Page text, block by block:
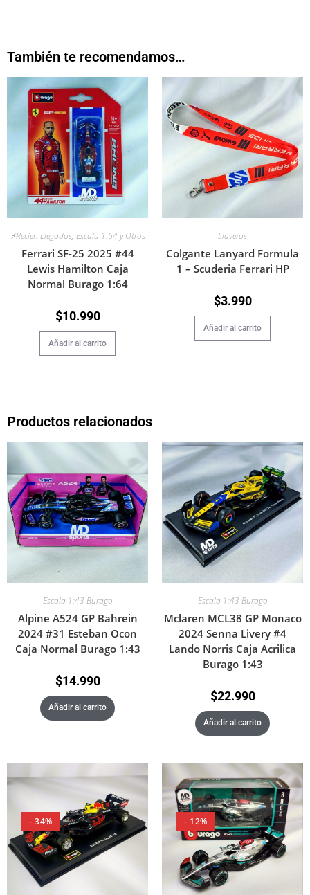
También te recomendamos…
⚡Recien Llegados, Escala 1:64 y Otros
Ferrari SF-25 2025 #44
Lewis Hamilton Caja
Normal Burago 1:64
$10.990
Añadir al carrito
Llaveros
Colgante Lanyard Formula
1 – Scuderia Ferrari HP
$3.990
Añadir al carrito
Productos relacionados
Escala 1:43 Burago
Alpine A524 GP Bahrein
2024 #31 Esteban Ocon
Caja Normal Burago 1:43
$14.990
Añadir al carrito
Escala 1:43 Burago
Mclaren MCL38 GP Monaco
2024 Senna Livery #4
Lando Norris Caja Acrilica
Burago 1:43
$22.990
Añadir al carrito
- 34% - 12%